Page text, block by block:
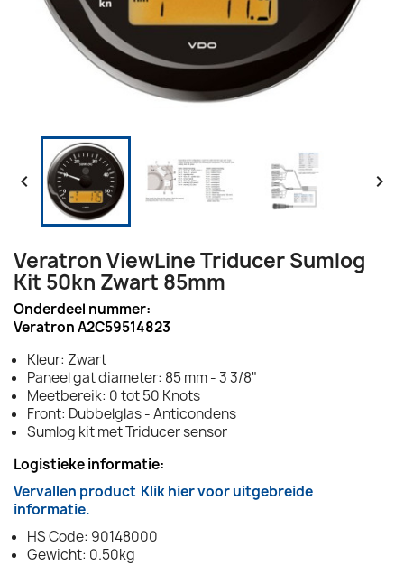
 
Veratron ViewLine Triducer Sumlog
Kit 50kn Zwart 85mm
Onderdeel nummer:
Veratron A2C59514823
Kleur: Zwart
Paneel gat diameter: 85 mm - 3 3/8"
Meetbereik: 0 tot 50 Knots
Front: Dubbelglas - Anticondens
Sumlog kit met Triducer sensor
Logistieke informatie:
Vervallen product Klik hier voor uitgebreide
informatie.
HS Code: 90148000
Gewicht: 0.50kg